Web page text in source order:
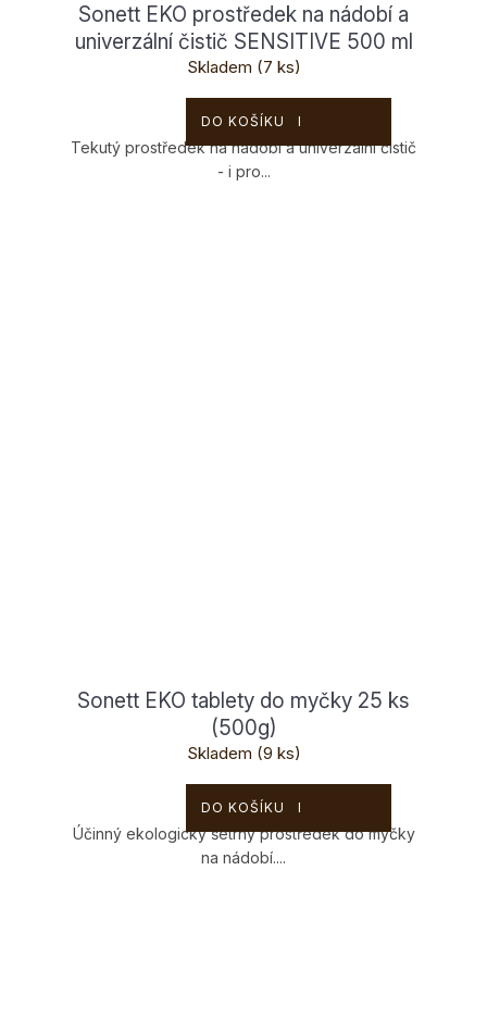
Sonett EKO prostředek na nádobí a
univerzální čistič SENSITIVE 500 ml
Skladem (7 ks)
DO KOŠÍKU
Tekutý prostředek na nádobí a univerzální čistič
- i pro...
Sonett EKO tablety do myčky 25 ks
(500g)
Skladem (9 ks)
DO KOŠÍKU
Účinný ekologicky šetrný prostředek do myčky
na nádobí....